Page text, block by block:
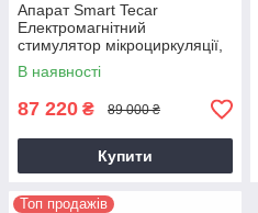
Апарат Smart Tecar
Електромагнітний
стимулятор мікроциркуляції,
Tecar-терапія під час
лікування патологій
В наявності
87 220 ₴ 89 000 ₴
Купити
Топ продажів